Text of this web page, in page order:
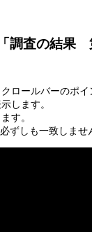
調査の結
ールバーのポイ
します。
す。
ずしも一致しませ